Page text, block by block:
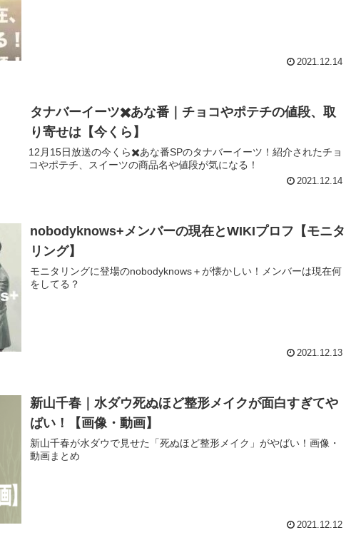
2021.12.14
タナバーイーツ✖️あな番｜チョコやポテチの値段、取
り寄せは【今くら】
12月15日放送の今くら✖️あな番SPのタナバーイーツ！紹介されたチョ
コやポテチ、スイーツの商品名や値段が気になる！
2021.12.14
nobodyknows+メンバーの現在とWIKIプロフ【モニタ
リング】
モニタリングに登場のnobodyknows＋が懐かしい！メンバーは現在何
をしてる？
2021.12.13
新山千春｜水ダウ死ぬほど整形メイクが面白すぎてや
ばい！【画像・動画】
新山千春が水ダウで見せた「死ぬほど整形メイク」がやばい！画像・
動画まとめ
2021.12.12